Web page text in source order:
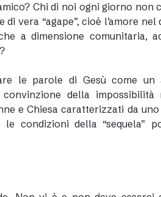
Chi di noi ogni giorno non
vera “agape”, cioè l’amore nel
a dimensione comunitaria,
le parole di Gesù come un
della impossibilità
e Chiesa caratterizzati da
condizioni della “sequela”